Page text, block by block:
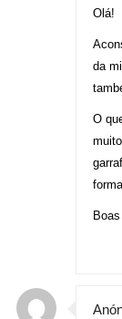
Olá!
da
O